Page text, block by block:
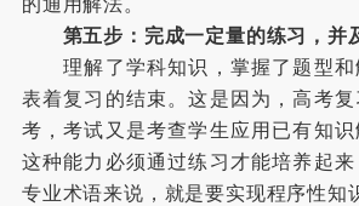
第五步：完成一定量的练习，并
理解了学科知识，掌握了题型和
表着复习的结束。这是因为，高考
考，考试又是考查学生应用已有知识
这种能力必须通过练习才能培养起
专业术语来说，就是要实现程序性知